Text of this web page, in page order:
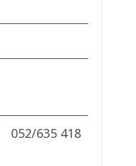
052/635 418